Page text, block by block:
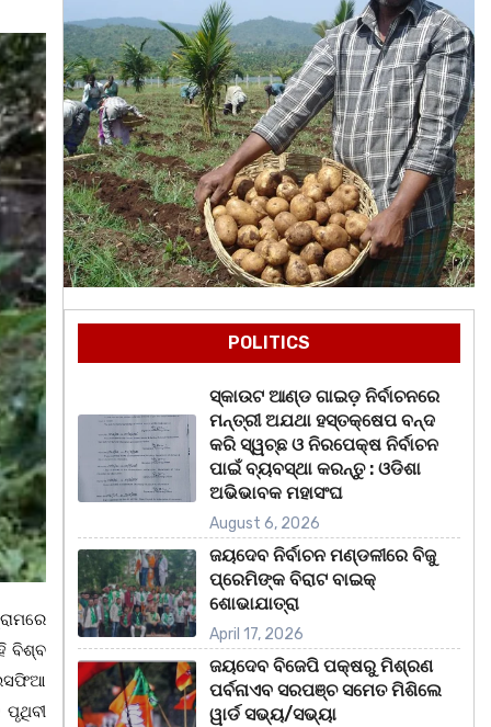
ବିଶ୍ବ
POLITICS
ସ୍କାଉଟ ଆଣ୍ଡ ଗାଇଡ଼ ନିର୍ବାଚନରେ
ମନ୍ତ୍ରୀ ଅଯଥା ହସ୍ତକ୍ଷେପ ବନ୍ଦ
କରି ସ୍ୱଚ୍ଛ ଓ ନିରପେକ୍ଷ ନିର୍ବାଚନ
ପାଇଁ ବ୍ୟବସ୍ଥା କରନ୍ତୁ : ଓଡିଶା
ଅଭିଭାବକ ମହାସଂଘ
August 6, 2026
ଜୟଦେବ ନିର୍ବାଚନ ମଣ୍ଡଳୀରେ ବିଜୁ
ପ୍ରେମିଙ୍କ ବିରାଟ ବାଇକ୍
ଶୋଭାଯାତ୍ରା
April 17, 2026
ଜୟଦେବ ବିଜେପି ପକ୍ଷରୁ ମିଶ୍ରଣ
ପର୍ବନାଏବ ସରପଞ୍ଚ ସମେତ ମିଶିଲେ
ୱାର୍ଡ ସଭ୍ୟ/ସଭ୍ୟା